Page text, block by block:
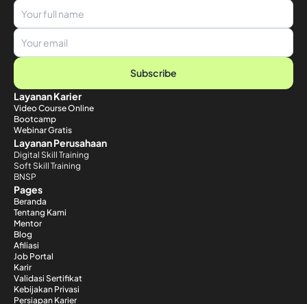
Subscribe
Layanan Karier
Video Course Online
Bootcamp
Webinar Gratis
Layanan Perusahaan
Digital Skill Training
Soft Skill Training
BNSP
Pages
Beranda
Tentang Kami
Mentor
Blog
Afiliasi
Job Portal
Karir
Validasi Sertifikat
Kebijakan Privasi
Persiapan Karier